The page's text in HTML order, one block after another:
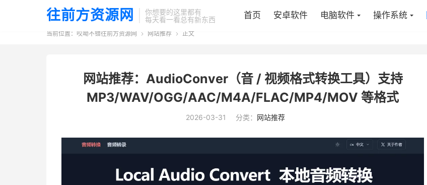
往前方资源网
你想要的这里都有
每天看一看总有新东西
首页 安卓软件 电脑软件 操作系统
当前位置： 哎呦不错往前方资源网  网站推荐  正文
网站推荐：AudioConver（音 / 视频格式转换工具）支持
MP3/WAV/OGG/AAC/M4A/FLAC/MP4/MOV 等格式
2026-03-31 分类： 网站推荐